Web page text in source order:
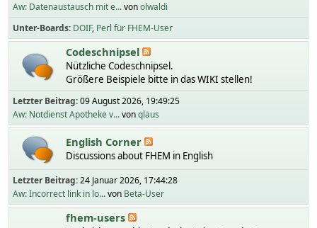
Aw: Datenaustausch mit e...vonolwaldi
Unter-Boards DOIF Perl für FHEM-User
Codeschnipsel
Nützliche Codeschnipsel.
Größere Beispiele bitte in das WIKI stellen!
Letzter Beitrag:09 August 2026, 19:49:25
Aw: Notdienst Apotheke v...vonqlaus
English Corner
Discussions about FHEM in English
Letzter Beitrag:24 Januar 2026, 17:44:28
Aw: Incorrect link in lo...von Beta-User
fhem-users